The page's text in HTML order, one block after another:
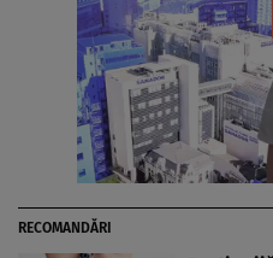
RECOMANDĂRI